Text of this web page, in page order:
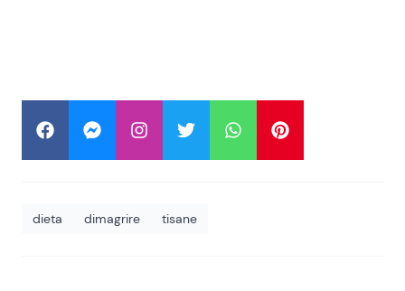
dieta dimagrire tisane